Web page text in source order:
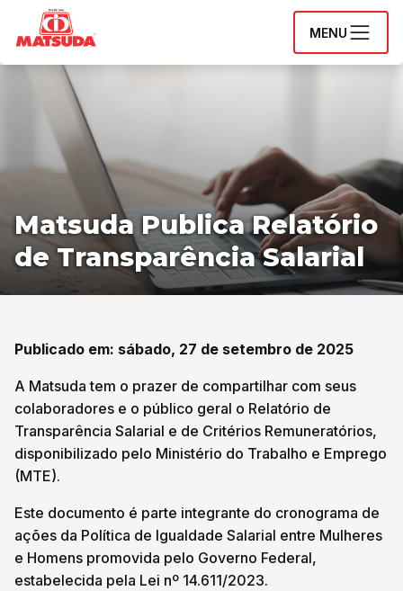
MENU
Matsuda Publica Relatório
de Transparência Salarial
Publicado em: sábado, 27 de setembro de 2025
A Matsuda tem o prazer de compartilhar com seus
colaboradores e o público geral o Relatório de
Transparência Salarial e de Critérios Remuneratórios,
disponibilizado pelo Ministério do Trabalho e Emprego
(MTE).
Este documento é parte integrante do cronograma de
ações da Política de Igualdade Salarial entre Mulheres
e Homens promovida pelo Governo Federal,
estabelecida pela Lei nº 14.611/2023.